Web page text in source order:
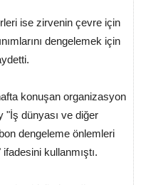
ise zirvenin çevre için
dengelemek için
konuşan organizasyon
"İş dünyası ve diğer
dengeleme önlemleri
kullanmıştı.